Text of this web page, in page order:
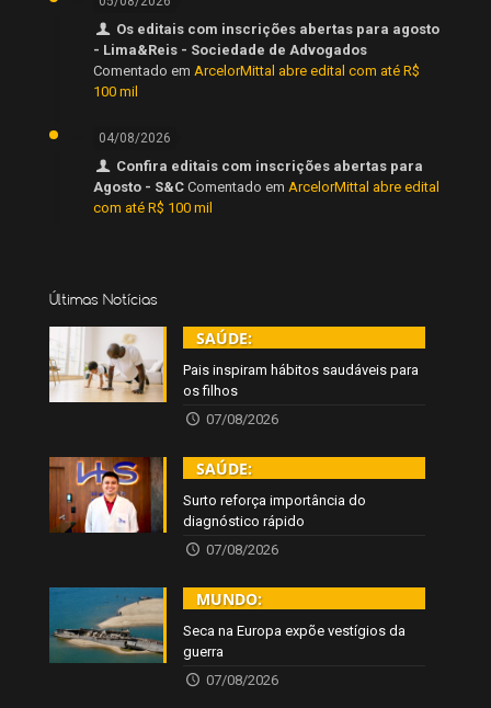
Os editais com inscrições abertas para agosto
- Lima&Reis - Sociedade de Advogados
Comentado em ArcelorMittal abre edital com até R$
100 mil
04/08/2026
Confira editais com inscrições abertas para
Agosto - S&C Comentado em ArcelorMittal abre edital
com até R$ 100 mil
Últimas Notícias
SAÚDE:
Pais inspiram hábitos saudáveis para
os filhos
07/08/2026
SAÚDE:
Surto reforça importância do
diagnóstico rápido
07/08/2026
MUNDO:
Seca na Europa expõe vestígios da
guerra
07/08/2026